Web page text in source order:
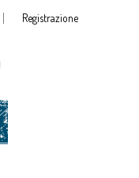
Registrazione